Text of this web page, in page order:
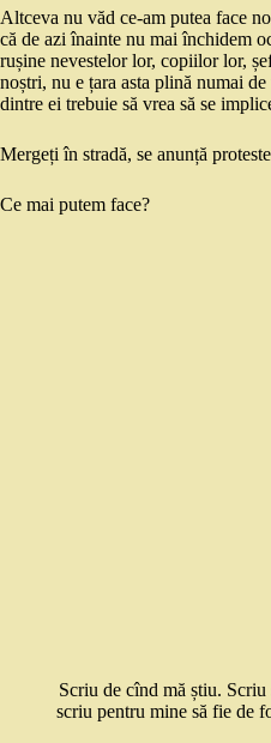
Altceva nu văd ce-am putea face
că de azi înainte nu mai închidem
rușine nevestelor lor, copiilor lor,
noștri, nu e țara asta plină numai
dintre ei trebuie să vrea să se
Mergeți în stradă, se anunță
Ce mai putem face?
Scriu de cînd mă știu.
scriu pentru mine să fie de